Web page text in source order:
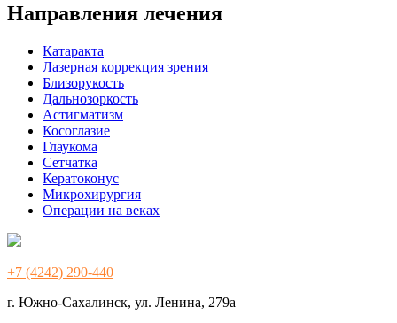
Направления лечения
Катаракта
Лазерная коррекция зрения
Близорукость
Дальнозоркость
Астигматизм
Косоглазие
Глаукома
Сетчатка
Кератоконус
Микрохирургия
Операции на веках
+7 (4242) 290-440
г. Южно-Сахалинск, ул. Ленина, 279а